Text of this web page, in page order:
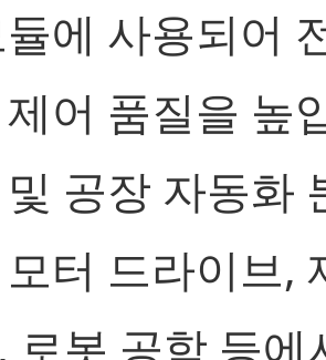
에 사용되어
어 품질을 높
공장 자동화
터 드라이브,
로봇 공학 등에